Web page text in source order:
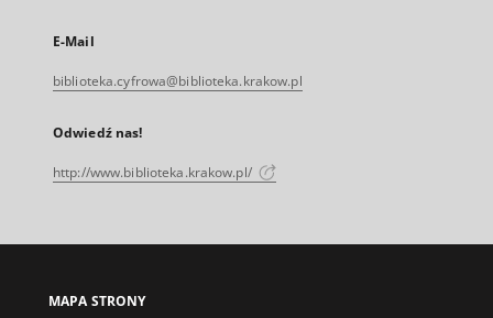
E-Mail
biblioteka.cyfrowa@biblioteka.krakow.pl
Odwiedź nas!
http://www.biblioteka.krakow.pl/
MAPA STRONY